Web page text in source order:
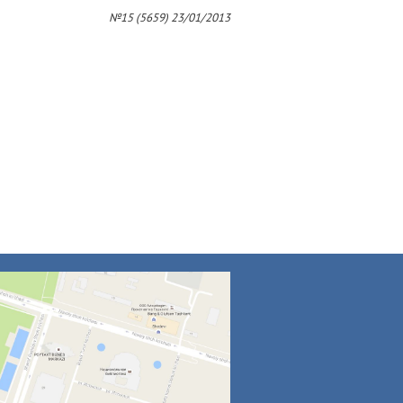
4
№15 (5659) 23/01/2013